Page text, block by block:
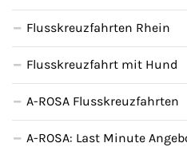
Flusskreuzfahrten Rhein
Flusskreuzfahrt mit Hund
A-ROSA Flusskreuzfahrten
A-ROSA: Last Minute